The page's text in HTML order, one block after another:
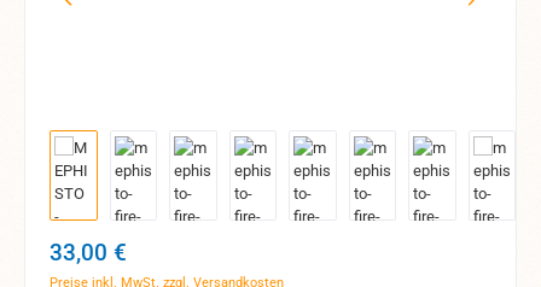
Regulärer Preis:
33,00 €
Preise inkl. MwSt. zzgl. Versandkosten